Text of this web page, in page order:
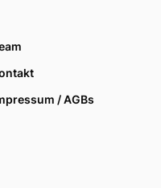
/ AGBs